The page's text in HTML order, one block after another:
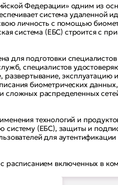
Федерации» одним из
система удаленной
личность с помощью
система (ЕБС) строится с
для подготовки
специалистов
биометрических
сложных распределенных
технологий и
(ЕБС), защиты и
для
расписанием включенных в